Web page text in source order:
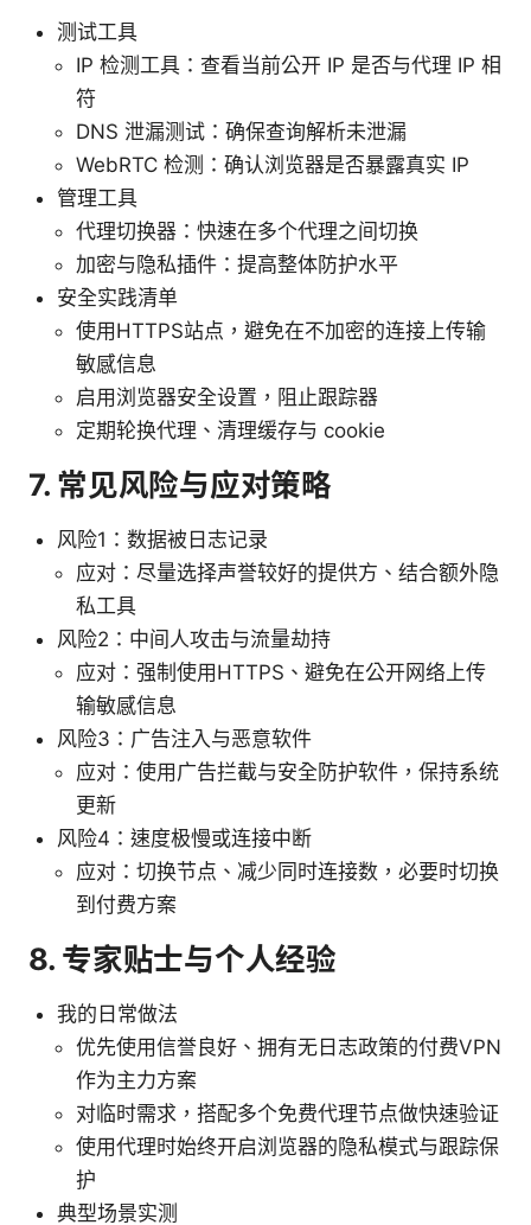
测试工具
IP 检测工具：查看当前公开 IP 是否与代理 IP 相
符
DNS 泄漏测试：确保查询解析未泄漏
WebRTC 检测：确认浏览器是否暴露真实 IP
管理工具
代理切换器：快速在多个代理之间切换
加密与隐私插件：提高整体防护水平
安全实践清单
使用HTTPS站点，避免在不加密的连接上传输
敏感信息
启用浏览器安全设置，阻止跟踪器
定期轮换代理、清理缓存与 cookie
7. 常见风险与应对策略
风险1：数据被日志记录
应对：尽量选择声誉较好的提供方、结合额外隐
私工具
风险2：中间人攻击与流量劫持
应对：强制使用HTTPS、避免在公开网络上传
输敏感信息
风险3：广告注入与恶意软件
应对：使用广告拦截与安全防护软件，保持系统
更新
风险4：速度极慢或连接中断
应对：切换节点、减少同时连接数，必要时切换
到付费方案
8. 专家贴士与个人经验
我的日常做法
优先使用信誉良好、拥有无日志政策的付费VPN
作为主力方案
对临时需求，搭配多个免费代理节点做快速验证
使用代理时始终开启浏览器的隐私模式与跟踪保
护
典型场景实测